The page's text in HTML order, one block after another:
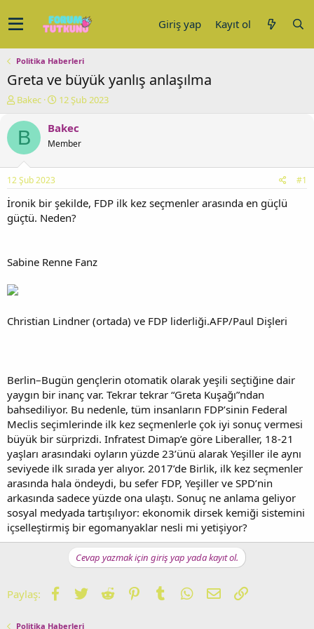
Giriş yap Kayıt ol
Politika Haberleri
Greta ve büyük yanlış anlaşılma
K
n
u
y
b
a
ş
l
a
n
Bakec
B
ş
a
ç
t
a
h
12 Şub 2023
B Bakec
Member
12 Şub 2023 #1
İronik bir şekilde, FDP ilk kez seçmenler arasında en güçlü
güçtü. Neden?
Sabine Renne Fanz
Christian Lindner (ortada) ve FDP liderliği.AFP/Paul Dişleri
Berlin–Bugün gençlerin otomatik olarak yeşili seçtiğine dair
yaygın bir inanç var. Tekrar tekrar “Greta Kuşağı”ndan
bahsediliyor. Bu nedenle, tüm insanların FDP’sinin Federal
Meclis seçimlerinde ilk kez seçmenlerle çok iyi sonuç vermesi
büyük bir sürprizdi. Infratest Dimap’e göre Liberaller, 18-21
yaşları arasındaki oyların yüzde 23’ünü alarak Yeşiller ile aynı
seviyede ilk sırada yer alıyor. 2017’de Birlik, ilk kez seçmenler
arasında hala öndeydi, bu sefer FDP, Yeşiller ve SPD’nin
arkasında sadece yüzde ona ulaştı. Sonuç ne anlama geliyor
sosyal medyada tartışılıyor: ekonomik dirsek kemiği sistemini
içselleştirmiş bir egomanyaklar nesli mi yetişiyor?
Cevap yazmak için giriş yap yada kayıt ol.
Paylaş: Facebook
TwitterReddit PinterestTumblrWhatsApp
E-postaLink
Politika Haberleri